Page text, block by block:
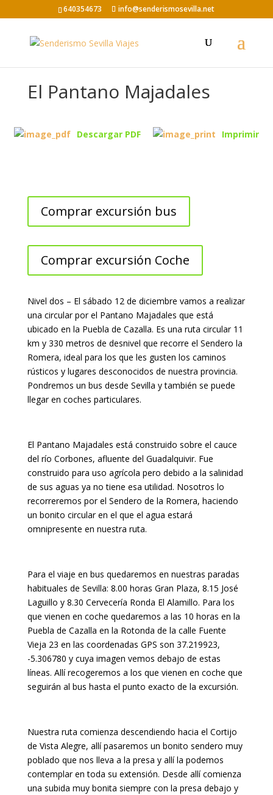
640354673 info@senderismosevilla.net
El Pantano Majadales
Descargar PDF Imprimir
Comprar excursión bus
Comprar excursión Coche
Nivel dos – El sábado 12 de diciembre vamos a realizar
una circular por el Pantano Majadales que está
ubicado en la Puebla de Cazalla. Es una ruta circular 11
km y 330 metros de desnivel que recorre el Sendero la
Romera, ideal para los que les gusten los caminos
rústicos y lugares desconocidos de nuestra provincia.
Pondremos un bus desde Sevilla y también se puede
llegar en coches particulares.
El Pantano Majadales está construido sobre el cauce
del río Corbones, afluente del Guadalquivir. Fue
construido para uso agrícola pero debido a la salinidad
de sus aguas ya no tiene esa utilidad. Nosotros lo
recorreremos por el Sendero de la Romera, haciendo
un bonito circular en el que el agua estará
omnipresente en nuestra ruta.
Para el viaje en bus quedaremos en nuestras paradas
habituales de Sevilla: 8.00 horas Gran Plaza, 8.15 José
Laguillo y 8.30 Cervecería Ronda El Alamillo. Para los
que vienen en coche quedaremos a las 10 horas en la
Puebla de Cazalla en la Rotonda de la calle Fuente
Vieja 23 en las coordenadas GPS son 37.219923,
-5.306780 y cuya imagen vemos debajo de estas
líneas. Allí recogeremos a los que vienen en coche que
seguirán al bus hasta el punto exacto de la excursión.
Nuestra ruta comienza descendiendo hacia el Cortijo
de Vista Alegre, allí pasaremos un bonito sendero muy
poblado que nos lleva a la presa y allí la podemos
contemplar en toda su extensión. Desde allí comienza
una subida muy bonita siempre con la presa debajo y